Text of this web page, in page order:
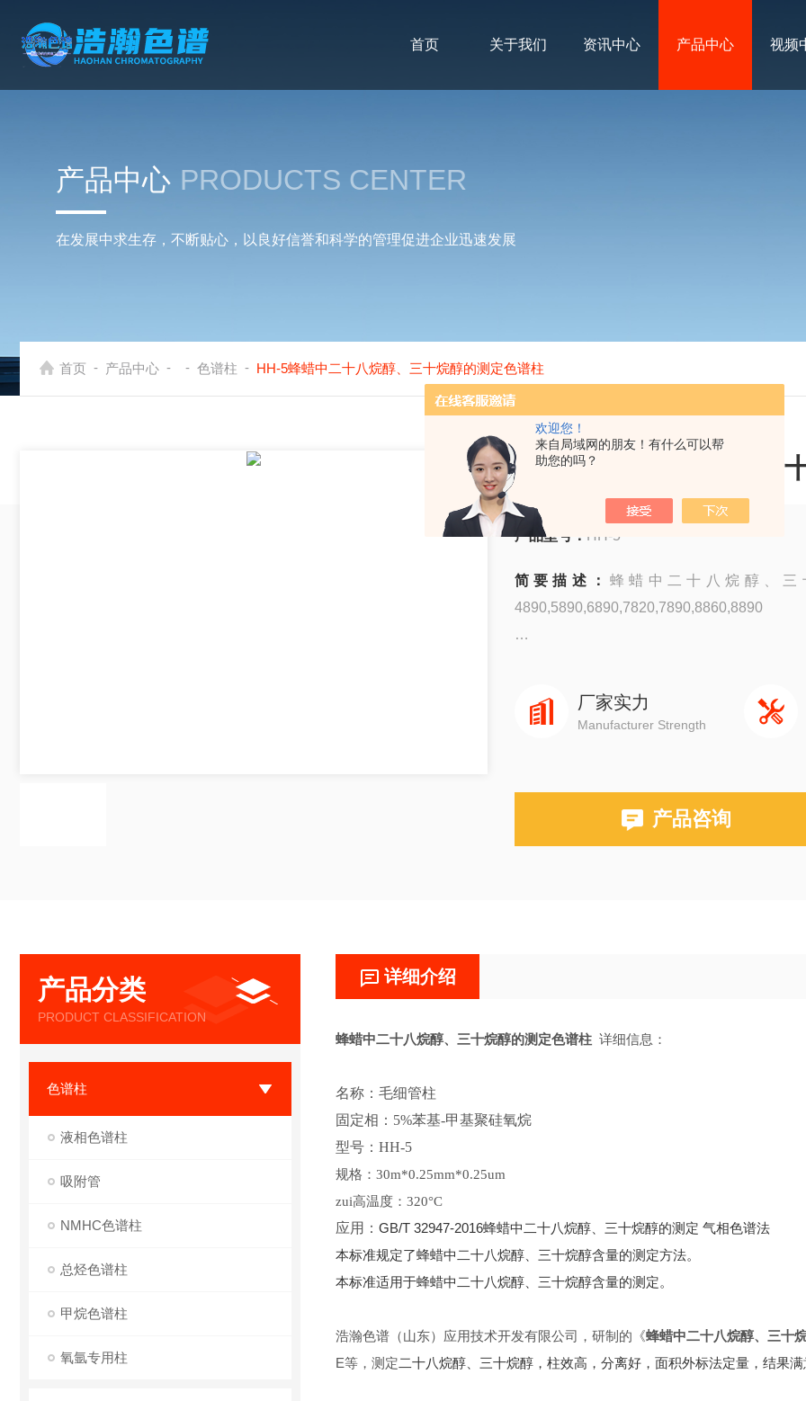
欢迎您！
来自局域网的朋友！有什么可以帮
助您的吗？
首页 关于我们 资讯中心 产品中心 视频
产品中心 PRODUCTS CENTER
在发展中求生存，不断贴心，以良好信誉和科学的管理促进企业迅速发展
首页 - 产品中心 - - 色谱柱 - HH-5蜂蜡中二十八烷醇、三十烷醇的测定色谱柱
蜂蜡中二十八烷醇、三
产品型号： HH-5
简要描述： 蜂蜡中二十八烷醇、
4890,5890,6890,7820,7890,8860,8890
赛默飞1310,1300,1610,1600
布鲁克PE580,590,680,690
厂家实力
Manufacturer Strength
产品咨询
产品分类
PRODUCT CLASSIFICATION
色谱柱
液相色谱柱
吸附管
NMHC色谱柱
总烃色谱柱
甲烷色谱柱
氧氩专用柱
详细介绍
蜂蜡中二十八烷醇、三十烷醇的测定色谱柱 详细信息：
名称：毛细管柱
固定相：5%苯基-甲基聚硅氧烷
型号： HH-5
规格： 30m*0.25mm*0.25um
zui高温度： 320°C
应用： GB/T 32947-2016蜂蜡中二十八烷醇、三十烷醇的测定 气相色谱法
本标准规定了蜂蜡中二十八烷醇、三十烷醇含量的测定方法。
本标准适用于蜂蜡中二十八烷醇、三十烷醇含量的测定。
浩瀚色谱（山东）应用技术开发有限公司，研制的《蜂蜡中二十八烷醇、三十
E等，测定二十八烷醇、三十烷醇，柱效高，分离好，面积外标法定量，结果